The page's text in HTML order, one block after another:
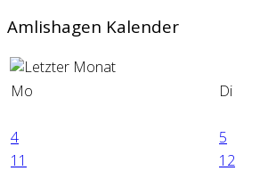
Amlishagen Kalender
Mo
Di
4
5
11
12